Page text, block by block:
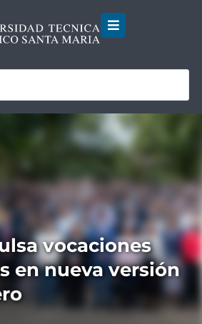
vocaciones
en nueva versión